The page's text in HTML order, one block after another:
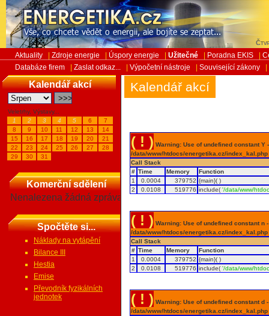
Aktuality Zdroje energie Úspory energie Užitečné Poradna EKIS
Databáze firem
Zaslat odkaz... Výpočetní nástroje Související zákony
Kalendář akcí
Veletrhy, Výstavy...
1
2 3 4 5 6
7
8
9 10 11 12 13
14
15
16 17 18 19 20
21
22
23 24 25 26 27
28
29
30 31
Komerční sdělení
Nenalezena žádná zpráva
Spočtěte si...
Náklady na vytápění
Bilance III
Hestia
Emise
Převodník fyzikálních
jednotek
Kalendář akcí
( ! ) Warning: Use of undefined constant
/data/www/htdocs/energetika.cz/
Call Stack
# Time Memory
Function
1
0.0004 379752 {main}( )
2
0.0108 519776 include('/data/www/
( ! ) Warning: Use of undefined constant
/data/www/htdocs/energetika.cz/
Call Stack
# Time Memory
Function
1
0.0004 379752 {main}( )
2
0.0108 519776 include('/data/www/
( ! ) Warning: Use of undefined constant
/data/www/htdocs/energetika.cz/